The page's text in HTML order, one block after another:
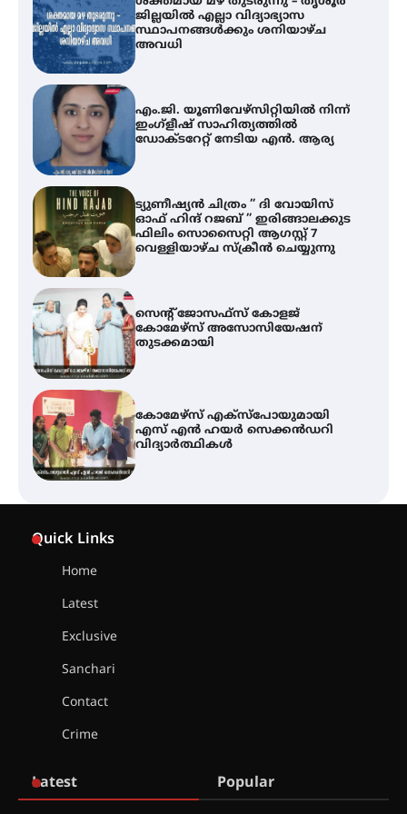
എം.ജി. യൂണിവേഴ്‌സിറ്റിയിൽ നിന്ന്
ഇംഗ്ളീഷ് സാഹിത്യത്തിൽ
ഡോക്ടറേറ്റ് നേടിയ എൻ. ആര്യ
ട്യുണീഷ്യൻ ചിത്രം ” ദി വോയിസ്
ഓഫ് ഹിന്ദ് റജബ് ” ഇരിങ്ങാലക്കുട
ഫിലിം സൊസൈറ്റി ആഗസ്റ്റ് 7
വെള്ളിയാഴ്ച സ്‌ക്രീൻ ചെയ്യുന്നു
സെന്റ് ജോസഫ്സ് കോളജ്
കോമേഴ്‌സ് അസോസിയേഷന്
തുടക്കമായി
കോമേഴ്സ് എക്സ്പോയുമായി
എസ് എൻ ഹയർ സെക്കൻഡറി
വിദ്യാർത്ഥികൾ
ശക്തമായ കാറ്റിന് സാധ്യത –
ആഗസ്റ്റ് 12 വരെ മഴ തുടരും,
തൃശൂർ ജില്ലയിൽ മഞ്ഞ അലർട്ട്
വെള്ളിയാഴ്ച സ്‌ക്രീൻ ചെയ്യുന്നു
Quick Links
Home
Latest
Exclusive
Sanchari
Contact
Crime
Latest Popular